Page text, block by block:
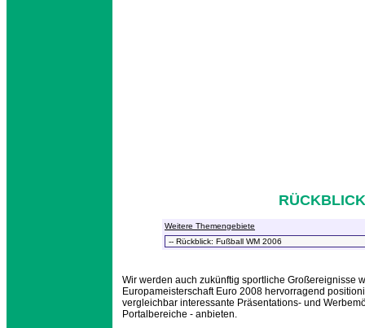
Weitere Themengebiete
Wir werden auch zukünftig sportliche Großereignisse
Europameisterschaft Euro 2008 hervorragend
vergleichbar interessante Präsentations- und
Portalbereiche - anbieten.